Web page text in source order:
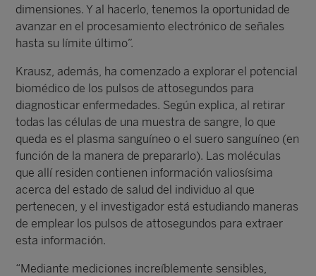
dimensiones. Y al hacerlo, tenemos la oportunidad de
avanzar en el procesamiento electrónico de señales
hasta su límite último”.
Krausz, además, ha comenzado a explorar el potencial
biomédico de los pulsos de attosegundos para
diagnosticar enfermedades. Según explica, al retirar
todas las células de una muestra de sangre, lo que
queda es el plasma sanguíneo o el suero sanguíneo (en
función de la manera de prepararlo). Las moléculas
que allí residen contienen información valiosísima
acerca del estado de salud del individuo al que
pertenecen, y el investigador está estudiando maneras
de emplear los pulsos de attosegundos para extraer
esta información.
“Mediante mediciones increíblemente sensibles,